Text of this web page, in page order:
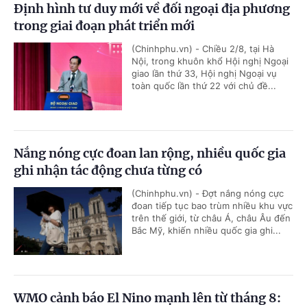
Định hình tư duy mới về đối ngoại địa phương
trong giai đoạn phát triển mới
(Chinhphu.vn) - Chiều 2/8, tại Hà
Nội, trong khuôn khổ Hội nghị Ngoại
giao lần thứ 33, Hội nghị Ngoại vụ
toàn quốc lần thứ 22 với chủ đề...
Nắng nóng cực đoan lan rộng, nhiều quốc gia
ghi nhận tác động chưa từng có
(Chinhphu.vn) - Đợt nắng nóng cực
đoan tiếp tục bao trùm nhiều khu vực
trên thế giới, từ châu Á, châu Âu đến
Bắc Mỹ, khiến nhiều quốc gia ghi...
WMO cảnh báo El Nino mạnh lên từ tháng 8: